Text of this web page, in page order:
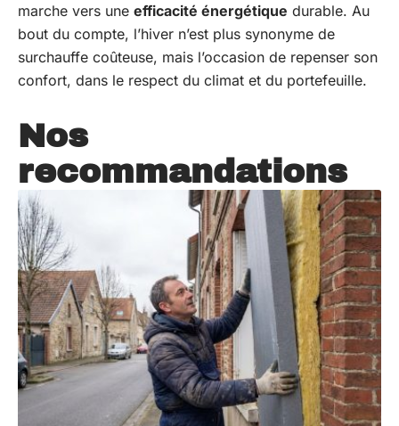
marche vers une efficacité énergétique durable. Au
bout du compte, l’hiver n’est plus synonyme de
surchauffe coûteuse, mais l’occasion de repenser son
confort, dans le respect du climat et du portefeuille.
Nos
recommandations